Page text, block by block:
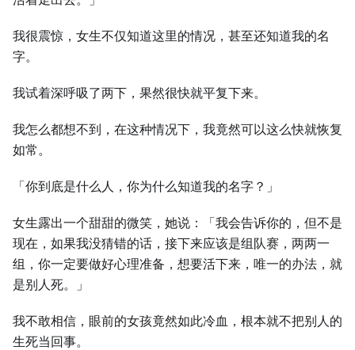
我很震惊，女生不仅知道这里的情况，甚至还知道我的名
字。
我试着深呼吸了两下，果然很快就平复下来。
我怎么都想不到，在这种情况下，我竟然可以这么快就恢复
如常。
「你到底是什么人，你为什么知道我的名字？」
女生露出一个甜甜的微笑，她说：「我会告诉你的，但不是
现在，如果我没猜错的话，接下来应该是组队赛，两两一
组，你一定要做好心理准备，想要活下来，唯一的办法，就
是别人死。」
我不敢相信，眼前的女孩竟然如此冷血，根本就不把别人的
生死当回事。